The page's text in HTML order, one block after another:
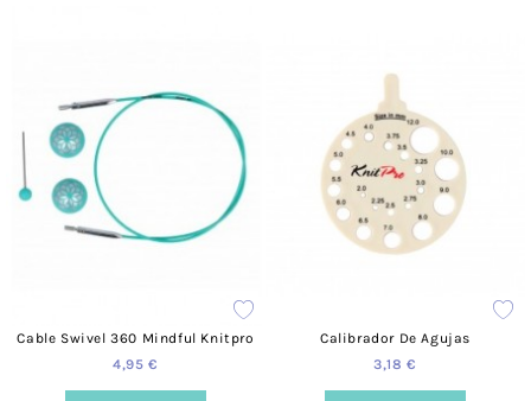
Cable Swivel 360 Mindful Knitpro
4,95 €
Calibrador De Agujas
3,18 €